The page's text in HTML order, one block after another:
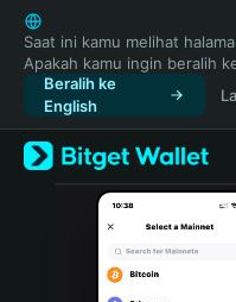
English
日本語
Tiếng Việt
Русский
Español (Latinoamérica)
Türkçe
Italiano
Saat ini kamu melihat
Apakah kamu ingin beralih
Beralih ke
English